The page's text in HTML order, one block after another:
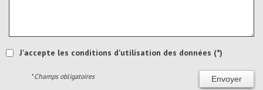
J'accepte les conditions d'utilisation des données (*)
Envoyer
* Champs obligatoires